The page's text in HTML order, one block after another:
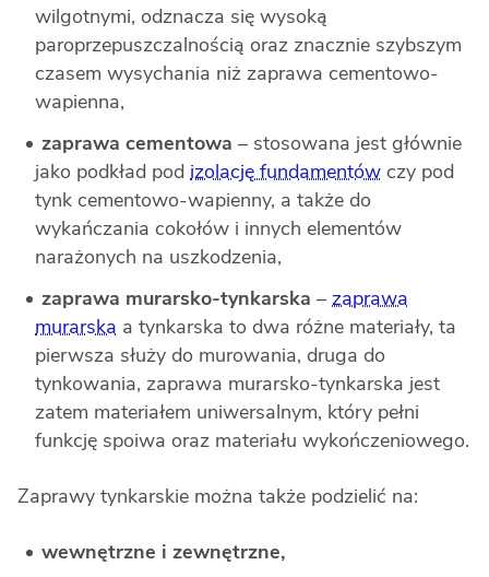
wilgotnymi, odznacza się wysoką
paroprzepuszczalnością oraz znacznie szybszym
czasem wysychania niż zaprawa cementowo-
wapienna,
zaprawa cementowa – stosowana jest głównie
jako podkład pod izolację fundamentów czy pod
tynk cementowo-wapienny, a także do
wykańczania cokołów i innych elementów
narażonych na uszkodzenia,
zaprawa murarsko-tynkarska – zaprawa
murarska a tynkarska to dwa różne materiały, ta
pierwsza służy do murowania, druga do
tynkowania, zaprawa murarsko-tynkarska jest
zatem materiałem uniwersalnym, który pełni
funkcję spoiwa oraz materiału wykończeniowego.
Zaprawy tynkarskie można także podzielić na:
wewnętrzne i zewnętrzne,